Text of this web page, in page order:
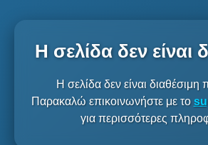
Η σελίδα δεν είναι
Η σελίδα δεν είναι
Παρακαλώ επικοινωνήστε με το
για περισσότερες